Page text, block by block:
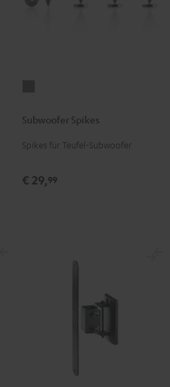
Titan
Subwoofer Spikes
Spikes für Teufel-Subwoofer
€ 29,99